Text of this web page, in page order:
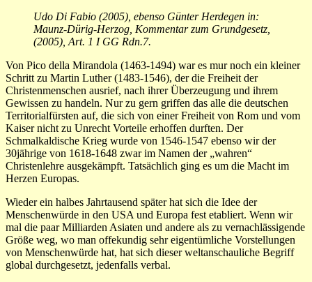
Udo Di Fabio (2005), ebenso Günter Herdegen in:
Maunz-Dürig-Herzog, Kommentar zum Grundgesetz,
(2005), Art. 1 I GG Rdn.7.
Von Pico della Mirandola (1463-1494) war es mur noch ein kleiner
Schritt zu Martin Luther (1483-1546), der die Freiheit der
Christenmenschen ausrief, nach ihrer Überzeugung und ihrem
Gewissen zu handeln. Nur zu gern griffen das alle die deutschen
Territorialfürsten auf, die sich von einer Freiheit von Rom und vom
Kaiser nicht zu Unrecht Vorteile erhoffen durften. Der
Schmalkaldische Krieg wurde von 1546-1547 ebenso wir der
30jährige von 1618-1648 zwar im Namen der „wahren“
Christenlehre ausgekämpft. Tatsächlich ging es um die Macht im
Herzen Europas.
Wieder ein halbes Jahrtausend später hat sich die Idee der
Menschenwürde in den USA und Europa fest etabliert. Wenn wir
mal die paar Milliarden Asiaten und andere als zu vernachlässigende
Größe weg, wo man offekundig sehr eigentümliche Vorstellungen
von Menschenwürde hat, hat sich dieser weltanschauliche Begriff
global durchgesetzt, jedenfalls verbal.